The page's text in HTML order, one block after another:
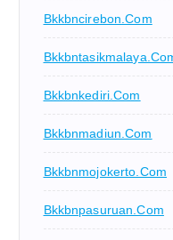
Bkkbncirebon.com
Bkkbnkediri.com
Bkkbnmadiun.com
Bkkbnmojokerto.com
Bkkbnpasuruan.com